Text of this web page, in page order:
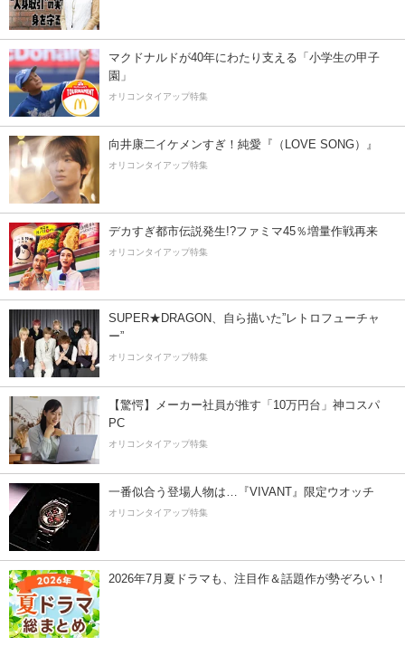
マクドナルドが40年にわたり支える「小学生の甲子
園」
オリコンタイアップ特集
向井康二イケメンすぎ！純愛『（LOVE SONG）』
オリコンタイアップ特集
デカすぎ都市伝説発生!?ファミマ45％増量作戦再来
オリコンタイアップ特集
SUPER★DRAGON、自ら描いた”レトロフューチャ
ー”
オリコンタイアップ特集
【驚愕】メーカー社員が推す「10万円台」神コスパ
PC
オリコンタイアップ特集
一番似合う登場人物は…『VIVANT』限定ウオッチ
オリコンタイアップ特集
2026年7月夏ドラマも、注目作＆話題作が勢ぞろい！